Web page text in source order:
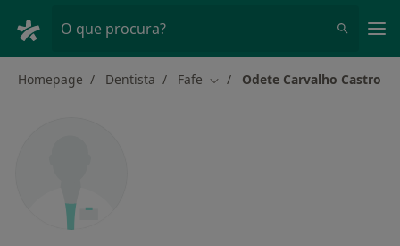
O que procura?
Homepage Dentista Fafe Mudar de cidade
Odete Carvalho Castro